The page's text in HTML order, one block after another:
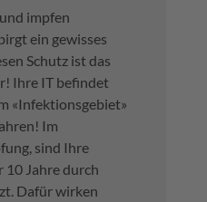
impfen
ein gewisses
Schutz ist das
Ihre IT befindet
«Infektionsgebiet»
Im
sind Ihre
10 Jahre durch
Dafür wirken